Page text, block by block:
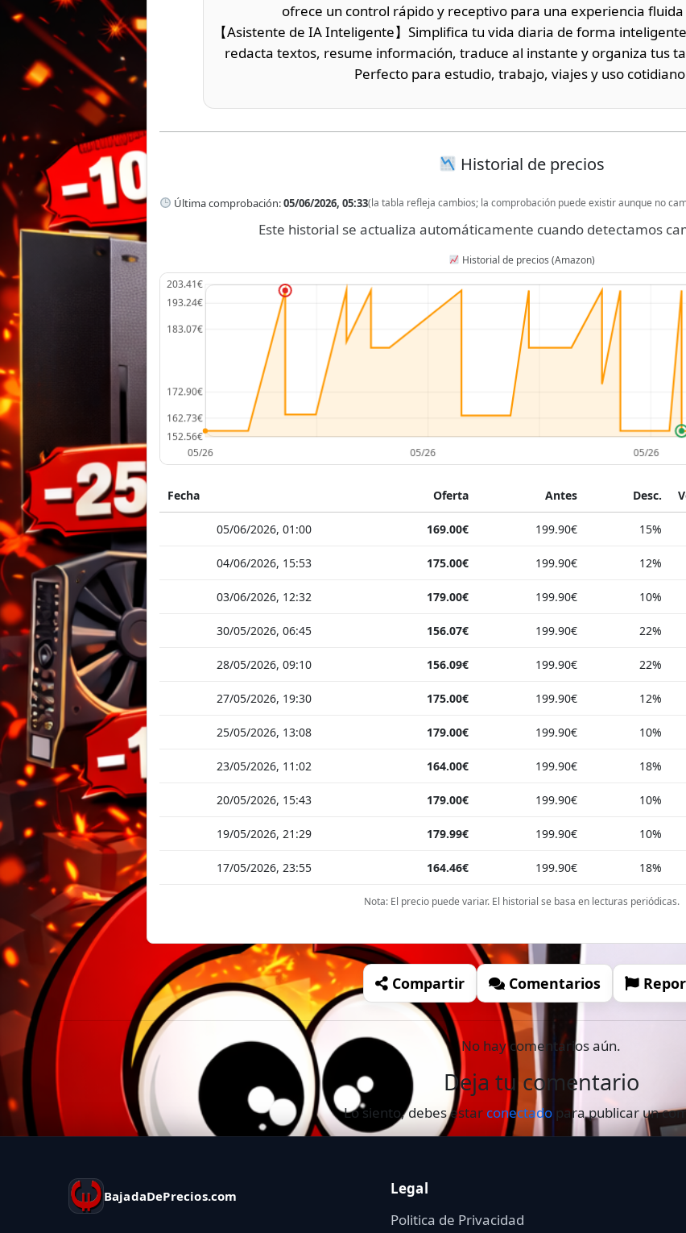
ofrece un control rápido y receptivo para una experiencia
【Asistente de IA Inteligente】Simplifica tu vida diaria de forma
redacta textos, resume información, traduce al instante y organiza tus
Perfecto para estudio, trabajo, viajes y uso
Historial de precios
Última comprobación:05/06/2026, 05:33(la tabla refleja cambios; la comprobación puede existir aunque no
Este historial se actualiza automáticamente cuando detectamos
Historial de precios (Amazon)
Fecha Oferta Antes Desc.
05/06/2026, 01:00 169.00€ 199.90€ 15%
04/06/2026, 15:53 175.00€ 199.90€ 12%
03/06/2026, 12:32 179.00€ 199.90€ 10%
30/05/2026, 06:45 156.07€ 199.90€ 22%
28/05/2026, 09:10 156.09€ 199.90€ 22%
27/05/2026, 19:30 175.00€ 199.90€ 12%
25/05/2026, 13:08 179.00€ 199.90€ 10%
23/05/2026, 11:02 164.00€ 199.90€ 18%
20/05/2026, 15:43 179.00€ 199.90€ 10%
19/05/2026, 21:29 179.99€ 199.90€ 10%
17/05/2026, 23:55 164.46€ 199.90€ 18%
Nota: El precio puede variar. El historial se basa en lecturas periódicas.
Compartir Comentarios
No hay comentarios aún.
Deja tu comentario
Lo siento, debes estar conectadopara publicar un
BajadaDePrecios.com
Legal
Politica de Privacidad